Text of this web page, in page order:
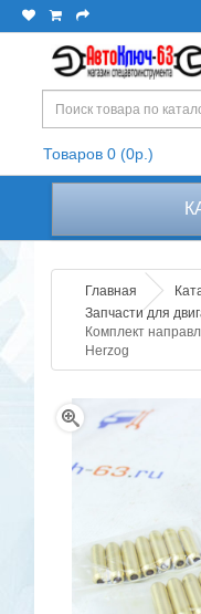
Товаров 0 (0р.)
Главная
Запчасти для
Комплект
Herzog